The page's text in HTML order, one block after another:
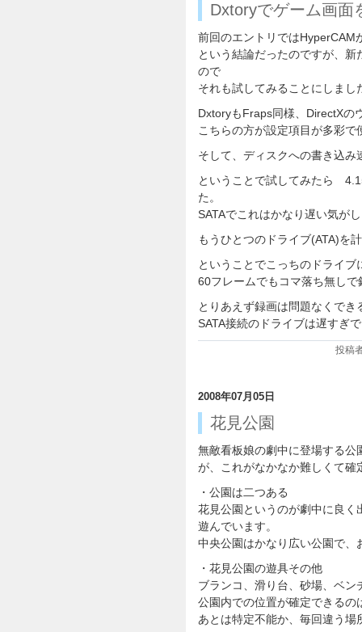
Dxtoryでゲーム画面
前回のエントリではHyperCAM
という結論だったのですが、
ので
それも試してみることにしまし
DxtoryもFraps同様、DirectXの
こちらの方が設定項目が多彩で
そして、ディスクへの書き込
ということで試してみたら
た。
SATAでこれはかなり遅い気が
もうひとつのドライブ(ATA)を
ということでこっちのドライブ
60フレームでもコマ落ち無し
とりあえず録画は問題なくでき
SATA接続のドライブは遅すぎ
投稿
2008年07月05日
花見公園
無敵看板娘の劇中に登場する公
が、これがなかなか難しくて
・公園は二つある
花見公園というのが劇中に良
遊んでいます。
中央公園はかなり広い公園で
・花見公園の遊具その他
ブランコ、滑り台、砂場、ベ
公園内での位置が確定できる
あとは特定不能か、毎回違う場